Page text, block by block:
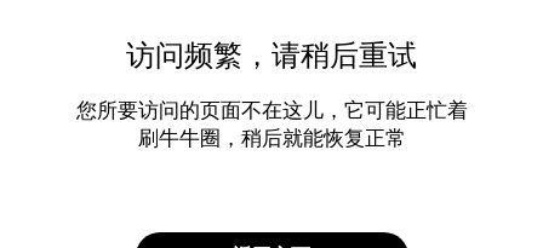
访问频繁，请稍后重试
您所要访问的页面不在这儿，它可能正忙着
刷牛牛圈，稍后就能恢复正常